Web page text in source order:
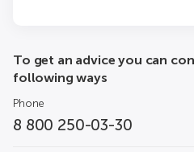
To get an advice you can
following ways
Phone
8 800 250-03-30